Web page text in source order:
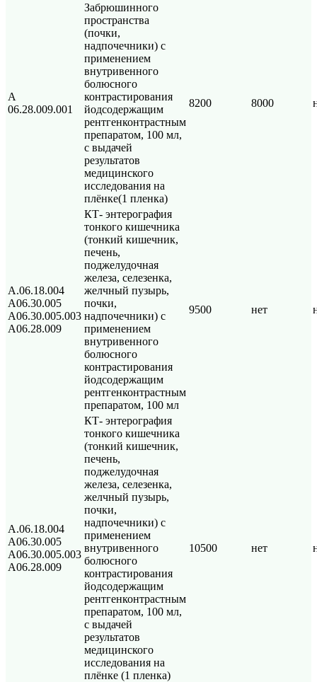
А
06.28.009.001
Забрюшинного
пространства
(почки,
надпочечники) с
применением
внутривенного
болюсного
контрастирования
йодсодержащим
рентгенконтрастным
препаратом, 100 мл,
с выдачей
результатов
медицинского
исследования на
плёнке(1 пленка)
8200 8000
А.06.18.004
А06.30.005
А06.30.005.003
А06.28.009
КТ- энтерография
тонкого кишечника
(тонкий кишечник,
печень,
поджелудочная
железа, селезенка,
желчный пузырь,
почки,
надпочечники) с
применением
внутривенного
болюсного
контрастирования
йодсодержащим
рентгенконтрастным
препаратом, 100 мл
9500 нет
А.06.18.004
А06.30.005
А06.30.005.003
А06.28.009
КТ- энтерография
тонкого кишечника
(тонкий кишечник,
печень,
поджелудочная
железа, селезенка,
желчный пузырь,
почки,
надпочечники) с
применением
внутривенного
болюсного
контрастирования
йодсодержащим
рентгенконтрастным
препаратом, 100 мл,
с выдачей
результатов
медицинского
исследования на
плёнке (1 пленка)
10500 нет